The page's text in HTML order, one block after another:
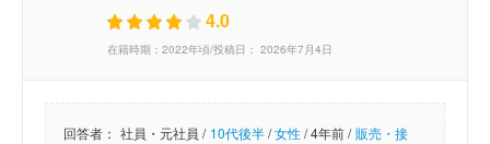
4.0
在籍時期：2022年頃/投稿日： 2026年7月4日
回答者： 社員・元社員 / 10代後半/女性/4年前 / 販売・接